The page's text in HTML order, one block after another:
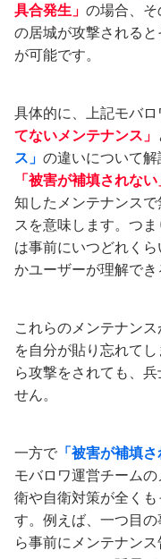
具合発生」 の場合、
の居城が攻撃されると
が可能です。
具体的に、上記モバ
てないメンテナンス」
ス」 の違いについて
「被害が補填されない
知したメンテナンス
スを意味します。つ
は事前にいつどれく
かユーザーが理解でき
これらのメンテナン
を自分が貼り忘れて
ら攻撃をされても、
せん。
一方で 「被害が補填
モバロワ運営チーム
衛や自衛対策が全く
す。例えば、一つ目
ら事前にメンテナン